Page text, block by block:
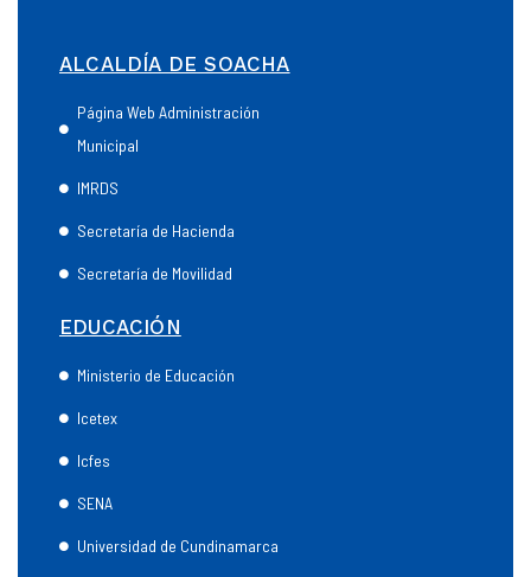
ALCALDÍA DE SOACHA
Página Web Administración
Municipal
IMRDS
Secretaría de Hacienda
Secretaría de Movilidad
EDUCACIÓN
Ministerio de Educación
Icetex
Icfes
SENA
Universidad de Cundinamarca